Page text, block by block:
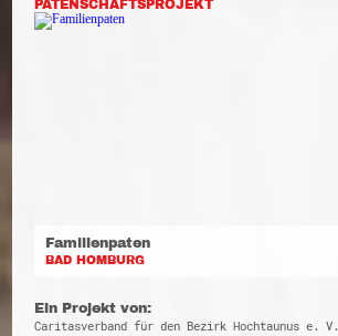
PATENSCHAFTSPROJEKT
Familienpaten
BAD HOMBURG
Ein Projekt von:
Caritasverband für den Bezirk Hochtaunus e. V.